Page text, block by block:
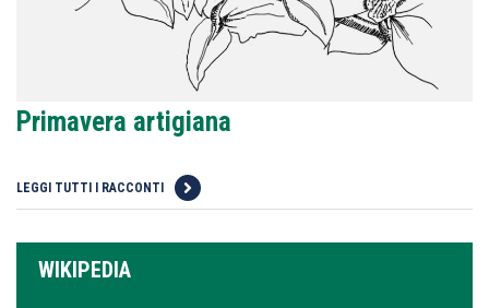
Primavera artigiana
LEGGI TUTTI I RACCONTI
WIKIPEDIA